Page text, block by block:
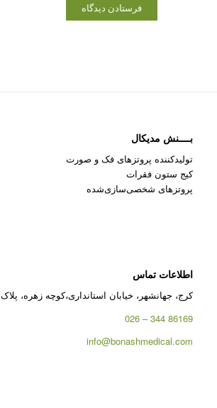
بــــنش مدیکال
تولیدکننده پروتزهای فک و صورت
کیج ستون فقرات
پروتزهای شخصی‌سازی‌شده
اطلاعات تماس
کرج، جهانشهر، خیابان استانداری،کوچه زهره، پلاک 37
86169 344 – 026
info@bonashmedical.com